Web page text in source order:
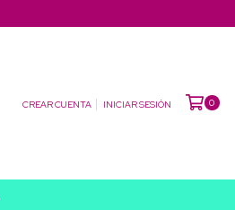
CREAR CUENTA INICIAR SESIÓN 0